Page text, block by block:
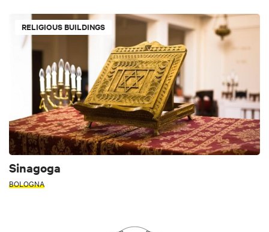
RELIGIOUS BUILDINGS
Sinagoga
BOLOGNA